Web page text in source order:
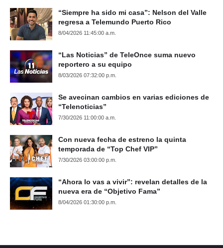
“Siempre ha sido mi casa”: Nelson del Valle
regresa a Telemundo Puerto Rico
8/04/2026 11:45:00 a.m.
“Las Noticias” de TeleOnce suma nuevo
reportero a su equipo
8/03/2026 07:32:00 p.m.
Se avecinan cambios en varias ediciones de
“Telenoticias”
7/30/2026 11:00:00 a.m.
Con nueva fecha de estreno la quinta
temporada de “Top Chef VIP”
7/30/2026 03:00:00 p.m.
“Ahora lo vas a vivir”: revelan detalles de la
nueva era de “Objetivo Fama”
8/04/2026 01:30:00 p.m.